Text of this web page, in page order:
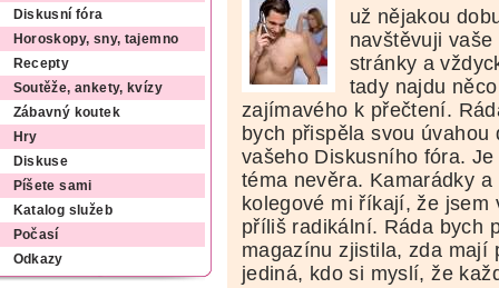
Diskusní fóra
Horoskopy, sny, tajemno
Recepty
Soutěže, ankety, kvízy
Zábavný koutek
Hry
Diskuse
Píšete sami
Katalog služeb
Počasí
Odkazy
už nějakou
navštěvuji vaše
stránky a
tady najdu něco
zajímavého k přečtení.
bych přispěla svou úvahou
vašeho Diskusního fóra. Je
téma nevěra. Kamarádky a
kolegové mi říkají, že jsem
příliš radikální. Ráda bych
magazínu zjistila, zda mají
jediná, kdo si myslí, že